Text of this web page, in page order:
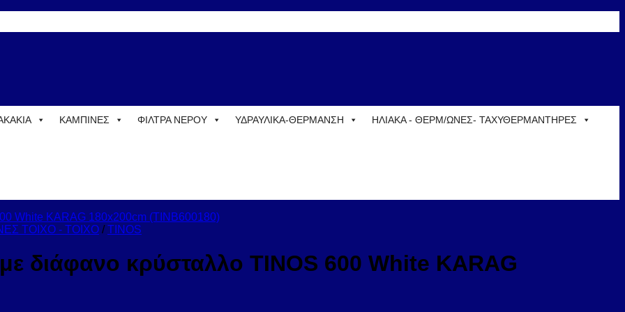
ΚΑΜΠΙΝΕΣ ΦΙΛΤΡΑ ΝΕΡΟΥ ΥΔΡΑΥΛΙΚΑ-ΘΕΡΜΑΝΣΗ ΗΛΙΑΚΑ - ΘΕΡΜ/ΩΝΕΣ- ΤΑΧΥΘΕΡΜΑΝΤΗΡΕΣ
ΤΟΙΧΟ - ΤΟΙΧΟ / TINOS
διάφανο κρύσταλλο TINOS 600 White KARAG